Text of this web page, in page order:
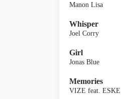
Manon Lisa
Whisper
Joel Corry
Girl
Jonas Blue
Memories
VIZE feat. ESKE